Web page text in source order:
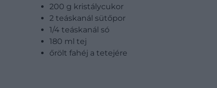
200 g kristálycukor
2 teáskanál sütőpor
1/4 teáskanál só
180 ml tej
őrölt fahéj a tetejére